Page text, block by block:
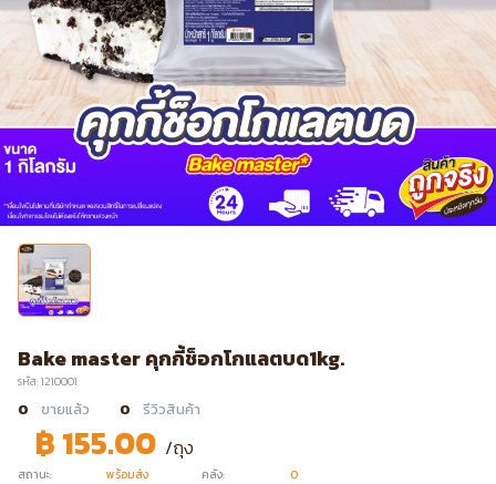
Bake master คุกกี้ช็อกโกแลตบด1kg.
รหัส: 1210001
0 ขายแล้ว 0 รีวิวสินค้า
฿ 155.00 /ถุง
สถานะ: พร้อมส่ง คลัง:
0